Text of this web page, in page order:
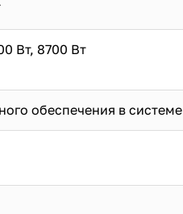
Вт, 8700 Вт
обеспечения в системе